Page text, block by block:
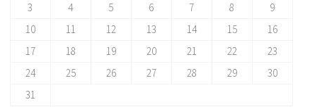
3
4 5 6 7 8
9
10
11 12 13 14 15
16
17
18 19 20 21 22
23
24
25 26 27 28 29
30
31